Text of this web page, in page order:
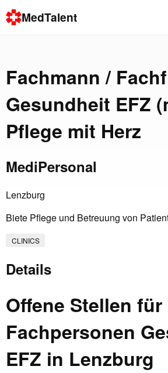
MedTalent
Fachmann /
Gesundheit EFZ
Pflege mit Herz
MediPersonal
Lenzburg
Biete Pflege und Betreuung von
CLINICS
Details
Offene Stellen für
Fachpersonen
EFZ in Lenzburg